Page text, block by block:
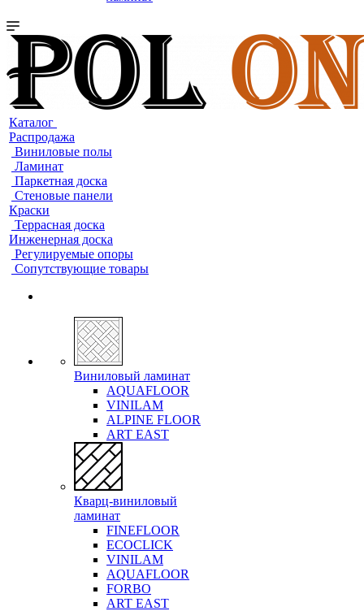
Каталог
Распродажа
Виниловые полы
Ламинат
Паркетная доска
Стеновые панели
Краски
Террасная доска
Инженерная доска
Регулируемые опоры
Сопутствующие товары
Виниловый ламинат
AQUAFLOOR
VINILAM
ALPINE FLOOR
ART EAST
Кварц-виниловый
ламинат
FINEFLOOR
ECOCLICK
VINILAM
AQUAFLOOR
FORBO
ART EAST